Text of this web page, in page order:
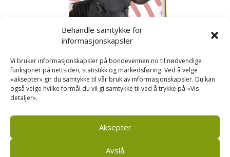
Behandle samtykke for
informasjonskapsler
Vi bruker informasjonskapsler på bondevennen.no til nødvendige
funksjoner på nettsiden, statistikk og markedsføring. Ved å velge
«aksepter» gir du samtykke til vår bruk av informasjonskapsler. Du kan
også velge hvilke formål du vil gi samtykke til ved å trykke på «Vis
detaljer».
Aksepter
Avslå
Kusignal
om kusignal i eit eige hefte.